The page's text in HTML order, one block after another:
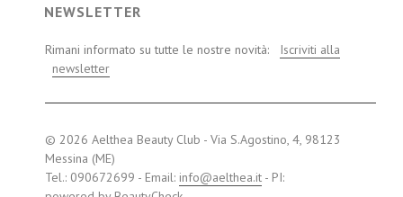
NEWSLETTER
Rimani informato su tutte le nostre novità:
Iscriviti alla
newsletter
© 2026 Aelthea Beauty Club - Via S.Agostino, 4, 98123
Messina (ME)
Tel.: 090672699 - Email: info@aelthea.it - PI: